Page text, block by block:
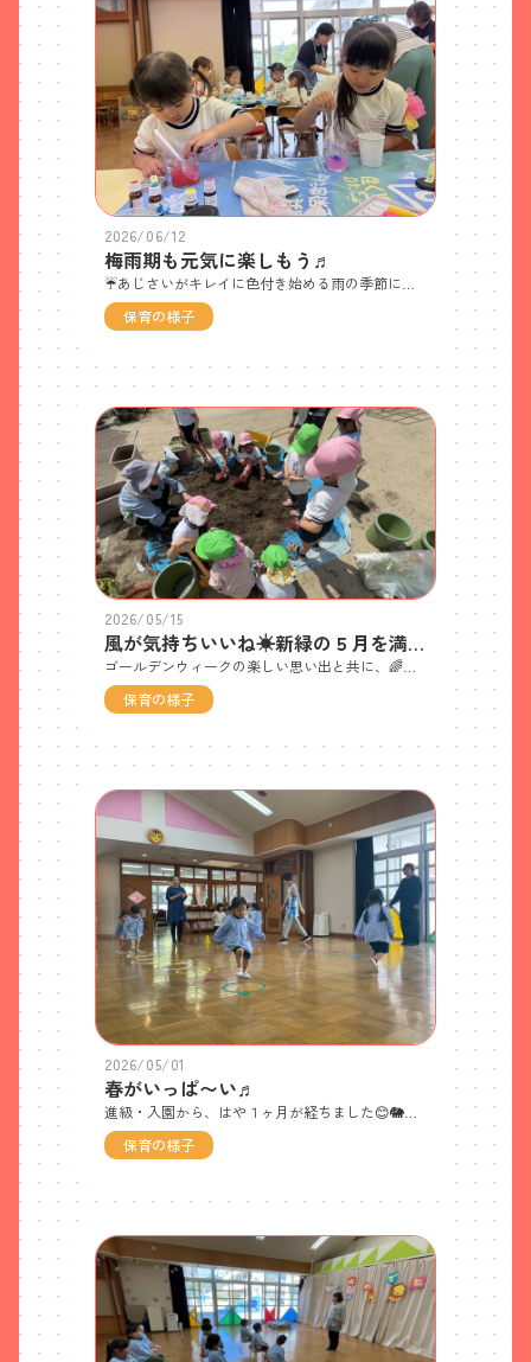
2026/06/12
梅雨期も元気に楽しもう♬
保育の様子
2026/05/15
風が気持ちいいね☀新緑の５月を満喫中！
保育の様子
2026/05/01
春がいっぱ〜い♬
保育の様子